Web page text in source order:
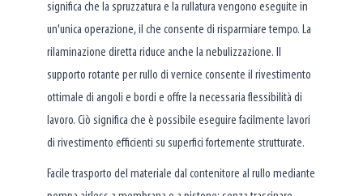
significa che la spruzzatura e la rullatura vengono eseguite in
un'unica operazione, il che consente di risparmiare tempo. La
rilaminazione diretta riduce anche la nebulizzazione. Il
supporto rotante per rullo di vernice consente il rivestimento
ottimale di angoli e bordi e offre la necessaria flessibilità di
lavoro. Ciò significa che è possibile eseguire facilmente lavori
di rivestimento efficienti su superfici fortemente strutturate.
Facile trasporto del materiale dal contenitore al rullo mediante